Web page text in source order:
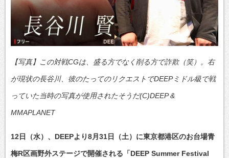
【写真】この対戦CGは、盛る方でなく削る方で詐欺（笑）。右
が現状の長谷川、彼のたってのリクエストでDEEPミドル級で戦
っていた当時の写真が使用されたそうだ(C)DEEP &
MMAPLANET
12日（水）、DEEPより8月31日（土）に東京都港区のお台場青
梅R区画野外ステージで開催される「DEEP Summer Festival